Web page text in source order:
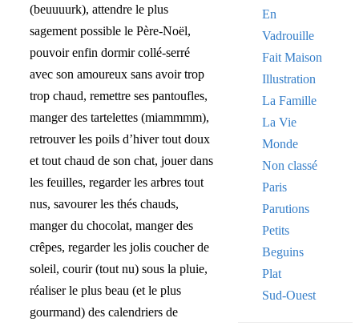
(beuuuurk), attendre le plus
sagement possible le Père-Noël,
pouvoir enfin dormir collé-serré
avec son amoureux sans avoir trop
trop chaud, remettre ses pantoufles,
manger des tartelettes (miammmm),
retrouver les poils d’hiver tout doux
et tout chaud de son chat, jouer dans
les feuilles, regarder les arbres tout
nus, savourer les thés chauds,
manger du chocolat, manger des
crêpes, regarder les jolis coucher de
soleil, courir (tout nu) sous la pluie,
réaliser le plus beau (et le plus
gourmand) des calendriers de
En
Vadrouille
Fait Maison
Illustration
La Famille
La Vie
Monde
Non classé
Paris
Parutions
Petits
Beguins
Plat
Sud-Ouest